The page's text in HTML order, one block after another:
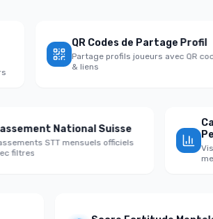
QR Codes de Partage Profil
Partage profils joueurs avec QR codes
& liens
Classement National Suisse
Classements STT mensuels officiels
avec filtres